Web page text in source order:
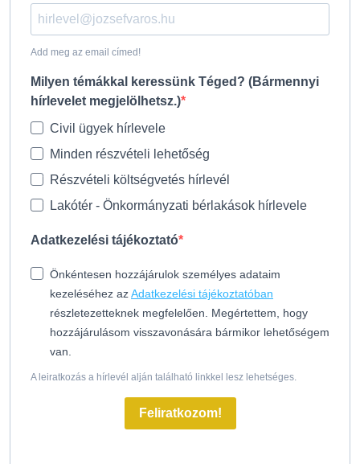
Add meg az email címed!
Milyen témákkal keressünk Téged? (Bármennyi
hírlevelet megjelölhetsz.)
Civil ügyek hírlevele
Minden részvételi lehetőség
Részvételi költségvetés hírlevél
Lakótér - Önkormányzati bérlakások hírlevele
Adatkezelési tájékoztató
Önkéntesen hozzájárulok személyes adataim
kezeléséhez azAdatkezelési tájékoztatóban
részletezetteknek megfelelően. Megértettem, hogy
hozzájárulásom visszavonására bármikor lehetőségem
van.
A leiratkozás a hírlevél alján található linkkel lesz lehetséges.
Feliratkozom!